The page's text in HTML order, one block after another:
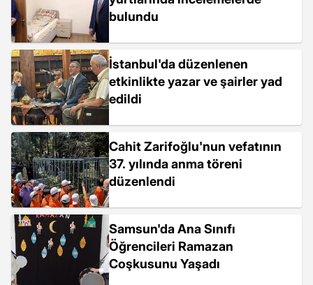
bulundu
İstanbul'da düzenlenen
etkinlikte yazar ve şairler yad
edildi
Cahit Zarifoğlu'nun vefatının
37. yılında anma töreni
düzenlendi
Samsun'da Ana Sınıfı
Öğrencileri Ramazan
Coşkusunu Yaşadı